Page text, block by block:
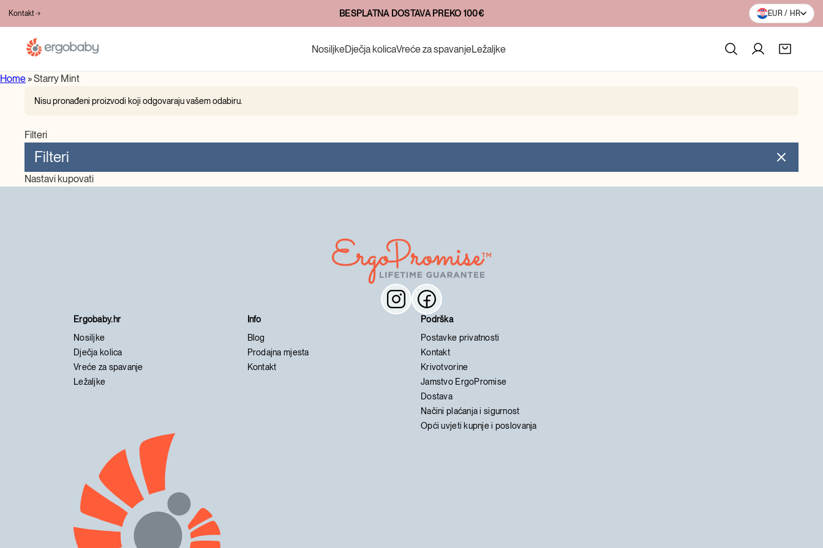
Kontakt BESPLATNA DOSTAVA PREKO 100€ 20+ GODINA INOVACIJAEUR / HR
NosiljkeDječja kolicaVreće za spavanjeLežaljke
Home»Starry Mint
Nisu pronađeni proizvodi koji odgovaraju vašem odabiru.
Filteri
Filteri
Nastavi kupovati
Ergobaby.hr
Nosiljke
Dječja kolica
Vreće za spavanje
Ležaljke
Info
Blog
Prodajna mjesta
Kontakt
Podrška
Postavke privatnosti
Kontakt
Krivotvorine
Jamstvo ErgoPromise
Dostava
Načini plaćanja i sigurnost
Opći uvjeti kupnje i poslovanja